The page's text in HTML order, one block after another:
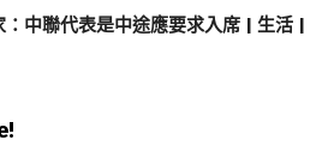
中聯代表是中途應要求入席 | 生活 |